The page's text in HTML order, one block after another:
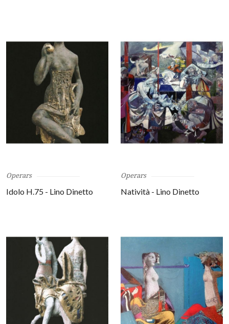
Operars
Idolo H.75 - Lino Dinetto
Operars
Natività - Lino Dinetto